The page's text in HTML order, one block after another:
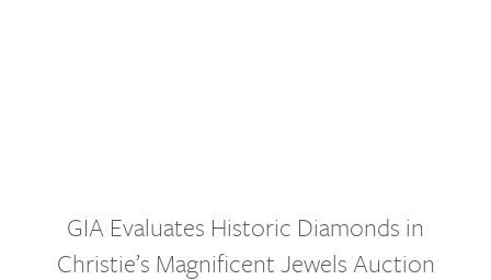
GIA Evaluates Historic Diamonds in
Christie’s Magnificent Jewels Auction